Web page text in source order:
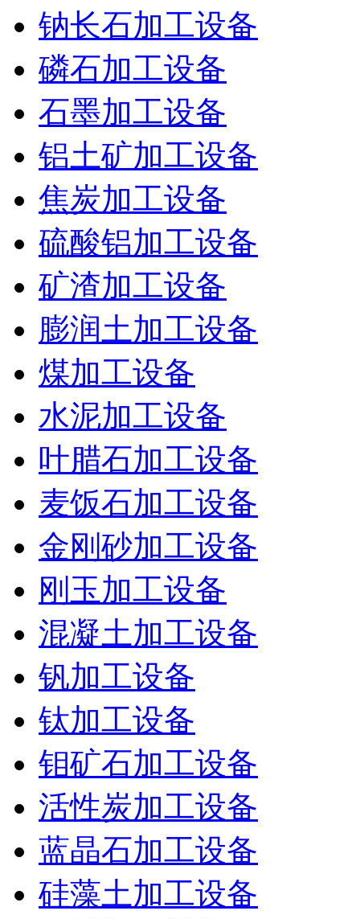
钠长石加工设备
磷石加工设备
石墨加工设备
铝土矿加工设备
焦炭加工设备
硫酸铝加工设备
矿渣加工设备
膨润土加工设备
煤加工设备
水泥加工设备
叶腊石加工设备
麦饭石加工设备
金刚砂加工设备
刚玉加工设备
混凝土加工设备
钒加工设备
钛加工设备
钼矿石加工设备
活性炭加工设备
蓝晶石加工设备
硅藻土加工设备